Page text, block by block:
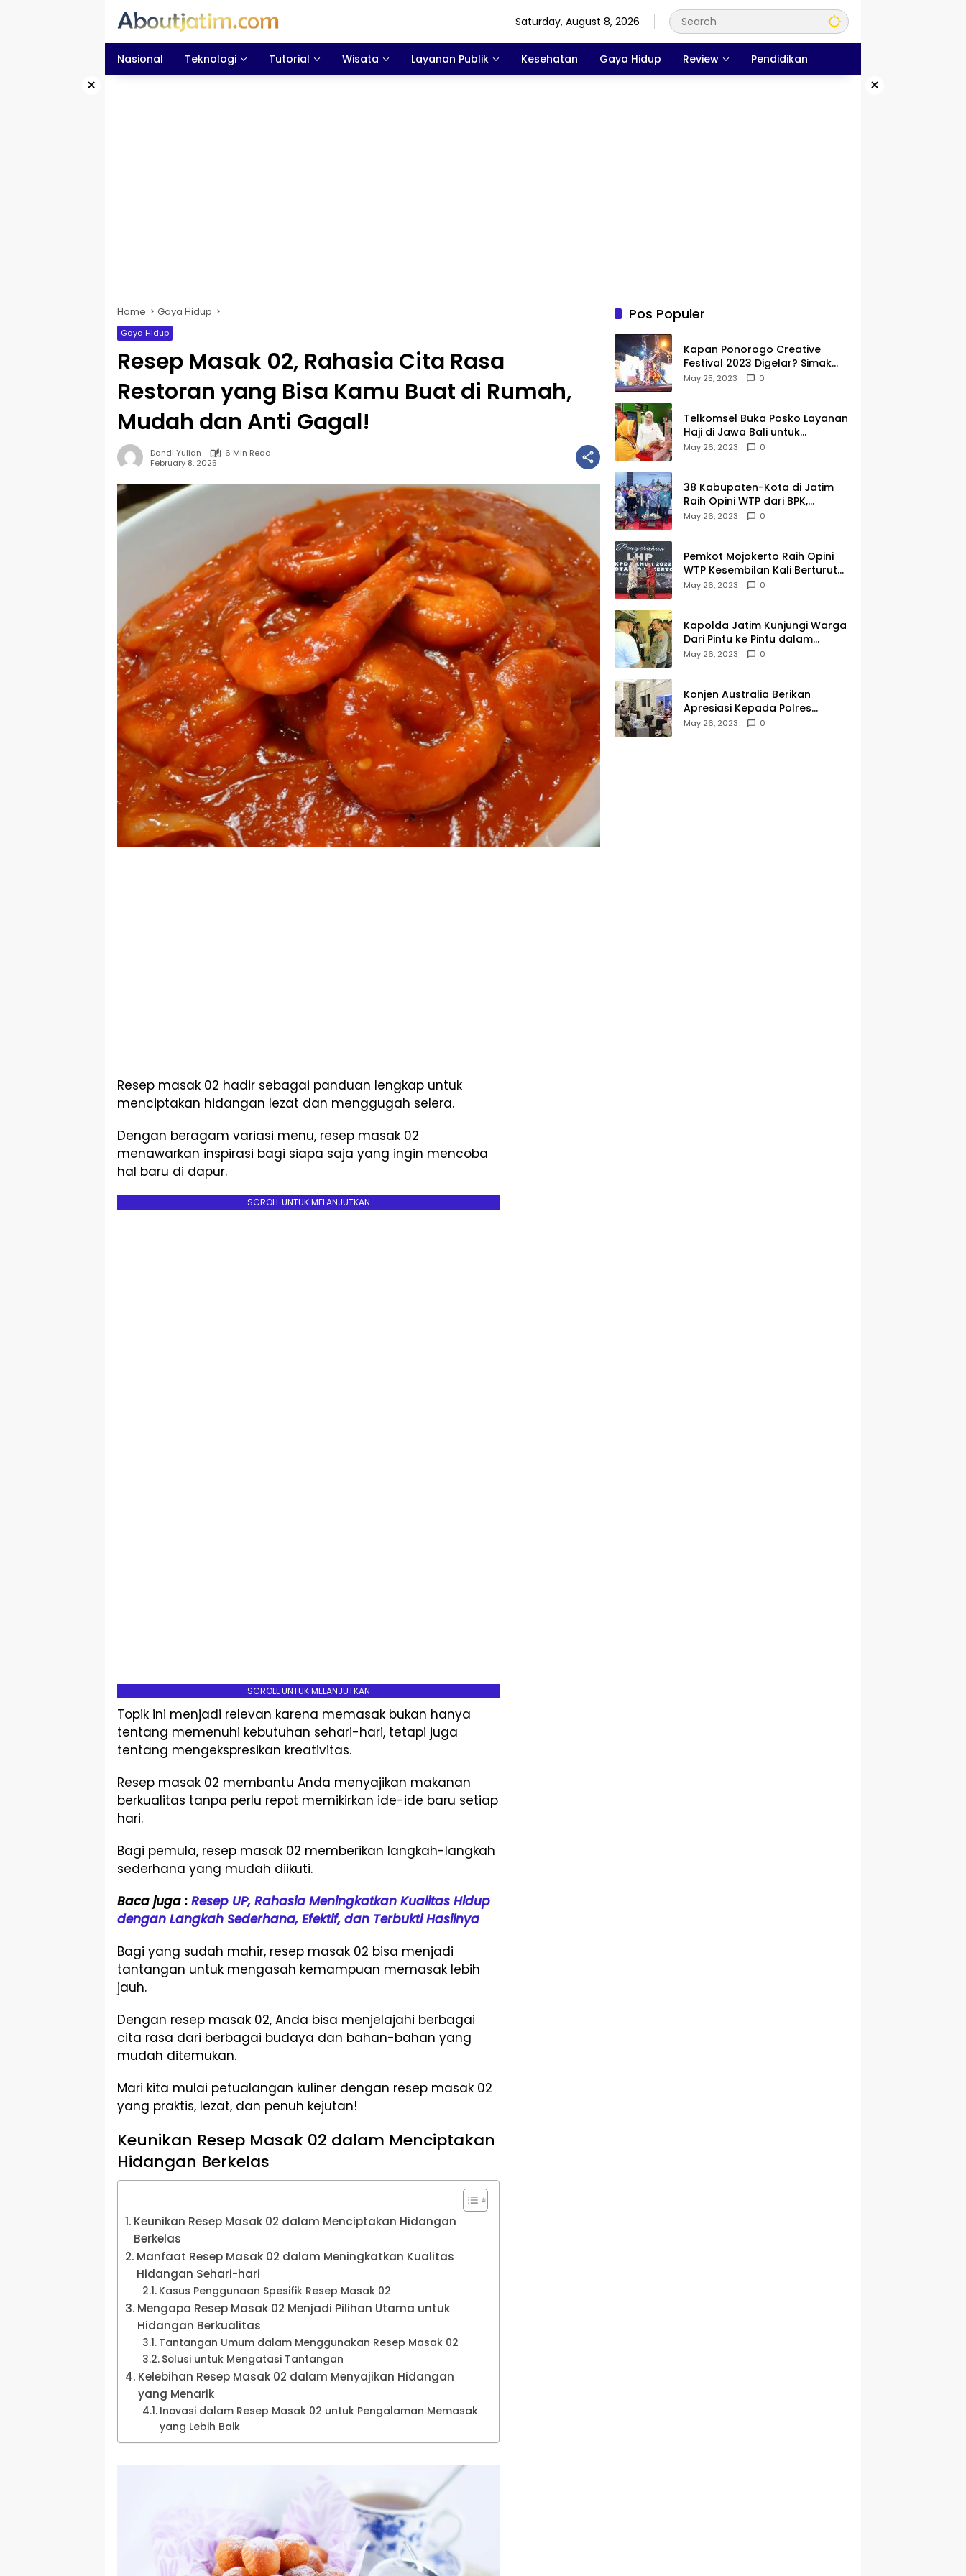
Saturday, August 8, 2026
Nasional Teknologi Tutorial Wisata Layanan Publik Kesehatan Gaya Hidup Review Pendidikan
× ×
Home Gaya Hidup
Gaya Hidup
Resep Masak 02, Rahasia Cita Rasa
Restoran yang Bisa Kamu Buat di Rumah,
Mudah dan Anti Gagal!
Dandi Yulian
6 Min Read
February 8, 2025
Resep masak 02 hadir sebagai panduan lengkap untuk
menciptakan hidangan lezat dan menggugah selera.
Dengan beragam variasi menu, resep masak 02
menawarkan inspirasi bagi siapa saja yang ingin mencoba
hal baru di dapur.
SCROLL UNTUK MELANJUTKAN
SCROLL UNTUK MELANJUTKAN
Topik ini menjadi relevan karena memasak bukan hanya
tentang memenuhi kebutuhan sehari-hari, tetapi juga
tentang mengekspresikan kreativitas.
Resep masak 02 membantu Anda menyajikan makanan
berkualitas tanpa perlu repot memikirkan ide-ide baru setiap
hari.
Bagi pemula, resep masak 02 memberikan langkah-langkah
sederhana yang mudah diikuti.
Baca juga : Resep UP, Rahasia Meningkatkan Kualitas Hidup
dengan Langkah Sederhana, Efektif, dan Terbukti Hasilnya
Bagi yang sudah mahir, resep masak 02 bisa menjadi
tantangan untuk mengasah kemampuan memasak lebih
jauh.
Dengan resep masak 02, Anda bisa menjelajahi berbagai
cita rasa dari berbagai budaya dan bahan-bahan yang
mudah ditemukan.
Mari kita mulai petualangan kuliner dengan resep masak 02
yang praktis, lezat, dan penuh kejutan!
Keunikan Resep Masak 02 dalam Menciptakan
Hidangan Berkelas
Keunikan Resep Masak 02 dalam Menciptakan Hidangan
Berkelas
Manfaat Resep Masak 02 dalam Meningkatkan Kualitas
Hidangan Sehari-hari
Kasus Penggunaan Spesifik Resep Masak 02
Mengapa Resep Masak 02 Menjadi Pilihan Utama untuk
Hidangan Berkualitas
Tantangan Umum dalam Menggunakan Resep Masak 02
Solusi untuk Mengatasi Tantangan
Kelebihan Resep Masak 02 dalam Menyajikan Hidangan
yang Menarik
Inovasi dalam Resep Masak 02 untuk Pengalaman Memasak
yang Lebih Baik
Pos Populer
Kapan Ponorogo Creative
Festival 2023 Digelar? Simak
Tanggalnya DISINI
May 25, 2023 0
Telkomsel Buka Posko Layanan
Haji di Jawa Bali untuk
Membantu Jemaah dalam
May 26, 2023 0
38 Kabupaten-Kota di Jatim
Raih Opini WTP dari BPK,
Gubernur Khofifah Apresiasi
May 26, 2023 0
Pemkot Mojokerto Raih Opini
WTP Kesembilan Kali Berturut-
turut dari BPK Jawa Timur
May 26, 2023 0
Kapolda Jatim Kunjungi Warga
Dari Pintu ke Pintu dalam
Kegiatan Jumat Curhat dan
May 26, 2023 0
Konjen Australia Berikan
Apresiasi Kepada Polres
Tanjungperak yang Konsisten
May 26, 2023 0